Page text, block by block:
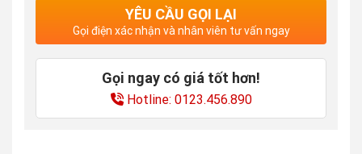
YÊU CẦU GỌI LẠI
Gọi điện xác nhận và nhân viên tư vấn ngay
Gọi ngay có giá tốt hơn!
Hotline: 0123.456.890